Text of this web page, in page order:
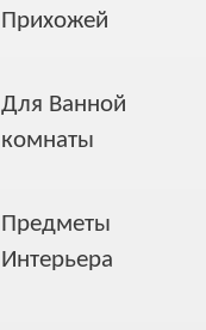
Прихожей
Для Ванной
комнаты
Предметы
Интерьера